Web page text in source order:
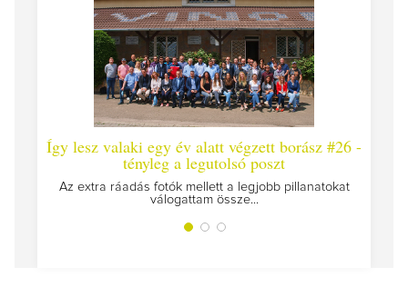
Így lesz valaki egy év alatt végzett borász #26 -
tényleg a legutolsó poszt
Az extra ráadás fotók mellett a legjobb pillanatokat
válogattam össze...